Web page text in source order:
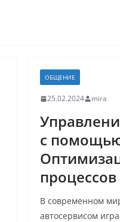
ОБЩЕНИЕ
25.02.2024 mira
с
процессов
В современном
автосервисом